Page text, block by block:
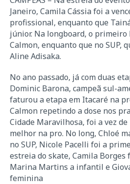
Janeiro, Camila Cássia foi a
profissional, enquanto que
júnior. Na longboard, o primeiro
Calmon, enquanto que no SUP,
Aline Adisaka.
No ano passado, já com duas
Dominic Barona, campeã sul-
faturou a etapa em Itacaré na
Calmon repetindo a dose nos
Cidade Maravilhosa, foi a vez
melhor na pro. No long, Chloé
no SUP, Nicole Pacelli foi a
estreia do skate, Camila Borges
Marina Martins a infantil e
feminina